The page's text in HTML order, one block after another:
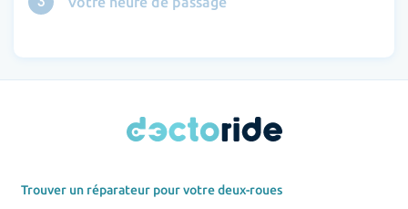
Trouver un réparateur pour votre deux-roues